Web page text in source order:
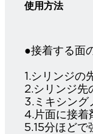
使用方法
●接着する面
1.シリンジの
2.シリンジ先
3.ミキシング
4.片面に接着
5.15分ほどで